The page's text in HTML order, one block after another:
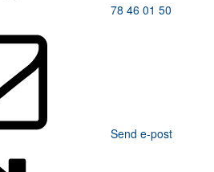
78 46 01 50
Send e-post